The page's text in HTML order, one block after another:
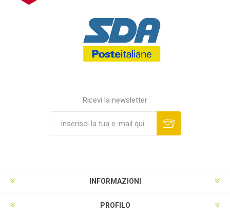
Ricevi la newsletter
INFORMAZIONI
PROFILO